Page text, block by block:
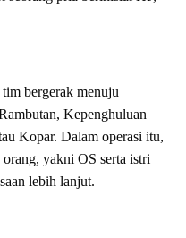
bergerak menuju
Kepenghuluan
Kopar. Dalam operasi itu,
yakni OS serta istri
lebih lanjut.